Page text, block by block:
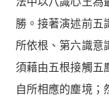
勝。接著演述前五
所依根、第六識意
須藉由五根接觸五
自所相應的塵境；